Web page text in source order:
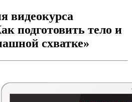
видеокурса
подготовить тело и
схватке»